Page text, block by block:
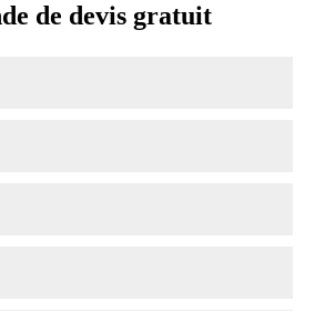
de devis gratuit